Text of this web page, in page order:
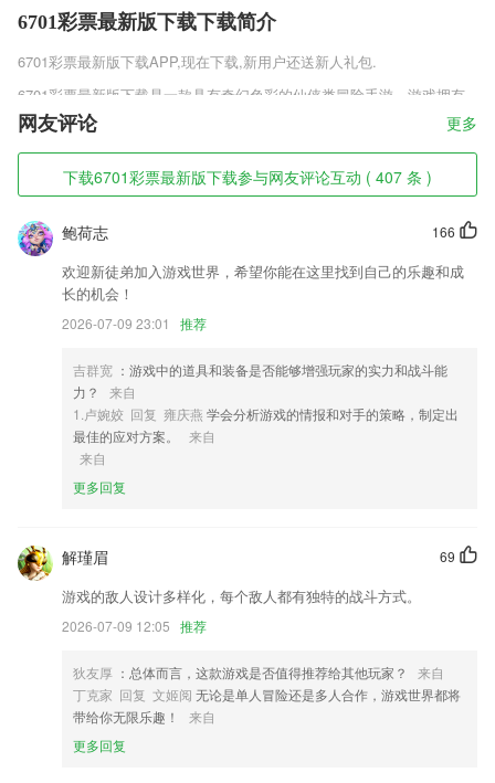
6701彩票最新版下载下载简介
6701彩票最新版下载APP,现在下载,新用户还送新人礼包.
6701彩票最新版下载是一款具有奇幻色彩的仙侠类冒险手游。游戏拥有
着十分精致的画面，Q版的人物更带给了玩家独特的放松感受，同时，有
趣的剧情故事更让玩家在此能够得到治愈，能够享受这个世界。玩家登录
游戏时，可以领取大量丰厚的经验奖励，让你能够更快的升级，得以开展
属于自己的冒险。
6701彩票最新版下载软件特色
1,【便捷智能的在线支付】
2,【超大书架】书架包含自带图书、最近阅读等图书
3,一龄智慧生命养护云生态
量，充值开通及到期时间，便于您更好的安排学习。
5,帮助用户联系听力的过程中，了解新的讯息
6,更多医疗产品即将上线，敬请期待！
6701彩票最新版下载软件优势
2.单词短语，整理各单元单词短语，协助学生预习课文。
3.考点视频解析:高频考点+高频易错，以题带点，视频解析更轻松;
4.·海量的作文素材可以极力的存储，能够便于你轻松管理所需
业热门、人才计划、帮扶政策等等海量资讯！
6.开展技术途径供给关于海关数据运用技术、电子邮件搜集、谷歌+海关
数据、市场剖析等；
6701彩票最新版下载更新了什么?
网友评论 更多
下载6701彩票最新版下载参与网友评论互动 ( 407 条 )
166
鲍荷志
欢迎新徒弟加入游戏世界，希望你能在这里找到自己的乐趣和成
长的机会！
2026-07-09 23:01 推荐
吉群宽 ：游戏中的道具和装备是否能够增强玩家的实力和战斗能
力？
来自
1.卢婉姣 回复 雍庆燕 学会分析游戏的情报和对手的策略，制定出
最佳的应对方案。
来自
来自
更多回复
69
解瑾眉
游戏的敌人设计多样化，每个敌人都有独特的战斗方式。
2026-07-09 12:05 推荐
狄友厚 ：总体而言，这款游戏是否值得推荐给其他玩家？
来自
丁克家 回复 文姬阅 无论是单人冒险还是多人合作，游戏世界都将
带给你无限乐趣！
来自
更多回复